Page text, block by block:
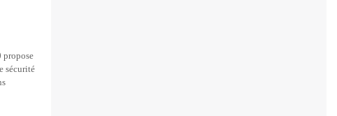
propose
sécurité